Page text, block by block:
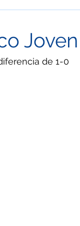
urbanas
Corrupción
Joven
de 1-0